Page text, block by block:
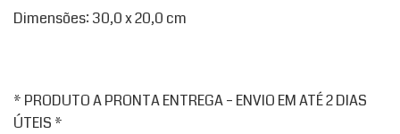
Dimensões: 30,0 x 20,0 cm
* PRODUTO A PRONTA ENTREGA – ENVIO EM ATÉ 2 DIAS
ÚTEIS *